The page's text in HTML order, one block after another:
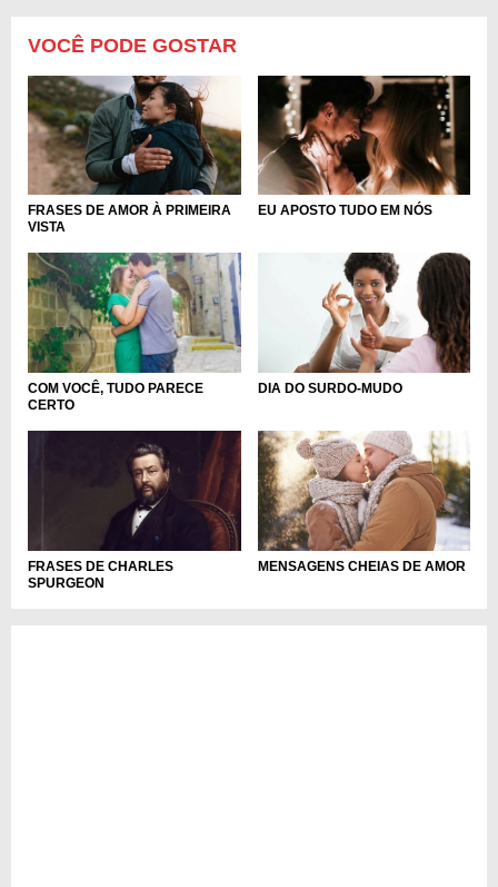
VOCÊ PODE GOSTAR
FRASES DE AMOR À PRIMEIRA
VISTA
EU APOSTO TUDO EM NÓS
COM VOCÊ, TUDO PARECE
CERTO
DIA DO SURDO-MUDO
FRASES DE CHARLES
SPURGEON
MENSAGENS CHEIAS DE AMOR